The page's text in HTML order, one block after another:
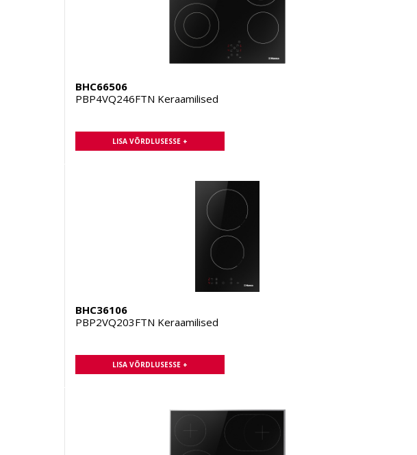
BHC66506
PBP4VQ246FTN Keraamilised
LISA VÕRDLUSESSE +
BHC36106
PBP2VQ203FTN Keraamilised
LISA VÕRDLUSESSE +